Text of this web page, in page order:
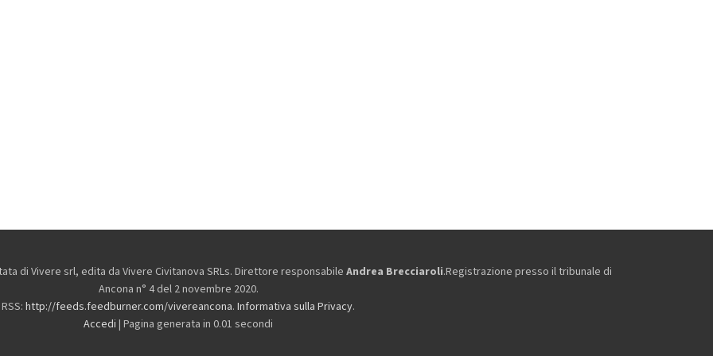
di Vivere srl, edita da Vivere Civitanova SRLs. Direttore responsabile Andrea Brecciaroli.Registrazione presso il tribunale di
Ancona n° 4 del 2 novembre 2020.
RSS: http://feeds.feedburner.com/vivereancona. Informativa sulla Privacy.
Accedi | Pagina generata in 0.01 secondi